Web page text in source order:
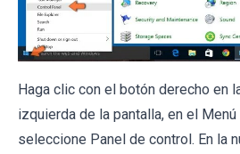
Haga clic con el botón derecho en
izquierda de la pantalla, en el
seleccione Panel de control. En la